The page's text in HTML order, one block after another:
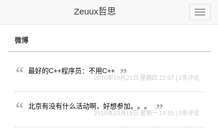
Toggle
Zeuux哲思
微博
最好的C++程序员：不用C++
2010年10月21日 星期四 22:07 | 1条评论
北京有没有什么活动啊，好想参加。。。
2010年10月18日 星期一 14:55 | 0条评论